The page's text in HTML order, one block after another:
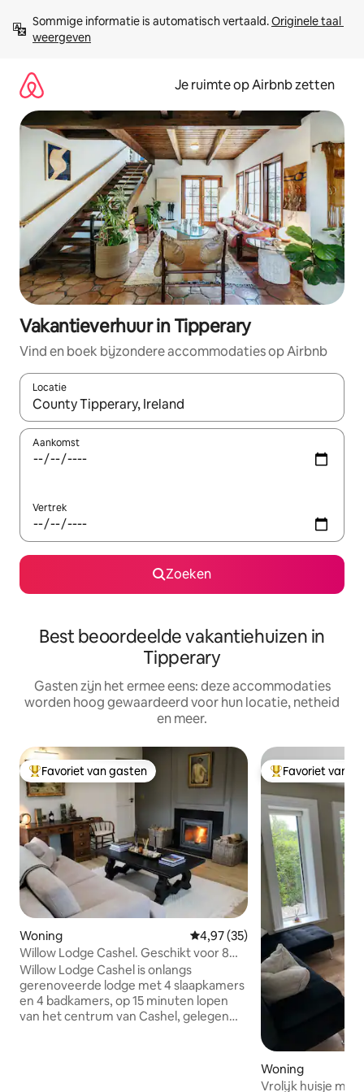
direct
naar
Sommige informatie is automatisch vertaald. Originele taal
weergeven
Je ruimte op Airbnb zetten
Vakantieverhuur in Tipperary
Vind en boek bijzondere accommodaties op Airbnb
Locatie
Wanneer er suggesties beschikbaar zijn, maak je een keuze
Aankomst
Vertrek
Zoeken
Best beoordeelde vakantiehuizen in
Tipperary
Gasten zijn het ermee eens: deze accommodaties
worden hoog gewaardeerd voor hun locatie, netheid
en meer.
Topfavoriet van gasten
Favoriet van gasten
Woning Gemiddelde beoordeling van
4,97 (35)
Willow Lodge Cashel. Geschikt voor 8
personen. Ruim. Uitzicht op de rotsen
Willow Lodge Cashel is onlangs
gerenoveerde lodge met 4 slaapkamers
en 4 badkamers, op 15 minuten lopen
van het centrum van Cashel, gelegen
Topfavoriet van
Favoriet van
Woning
Vrolijk huisje met